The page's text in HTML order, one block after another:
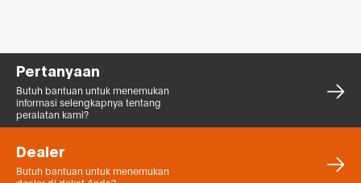
Pertanyaan
Butuh bantuan untuk menemukan
informasi selengkapnya tentang
peralatan kami?
Dealer
Butuh bantuan untuk menemukan